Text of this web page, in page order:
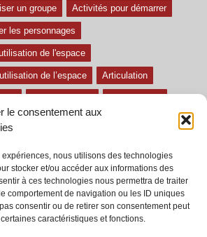
le consentement aux
nous utilisons des technologies
stocker et/ou accéder aux informations des
à ces technologies nous permettra de traiter
comportement de navigation ou les ID uniques
consentir ou de retirer son consentement peut
caractéristiques et fonctions.
un groupe Activités pour démarrer
les personnages
de l'espace
de l’espace Articulation
Exercices difficiles
Pièce pour enfant Sans paroles
tous les exercices
théâtre